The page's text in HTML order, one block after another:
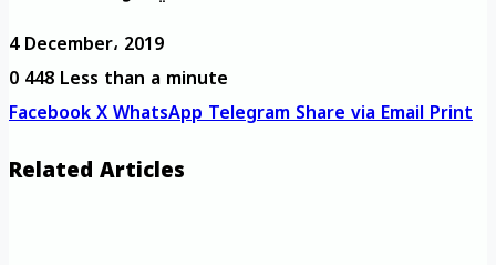
4 December، 2019
0448Less than a minute
FacebookXWhatsAppTelegramShare via EmailPrint
Related Articles